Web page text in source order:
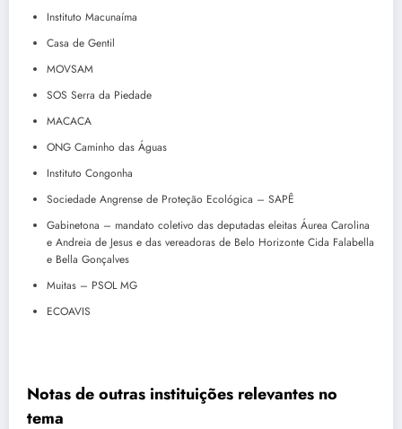
Instituto Macunaíma
Casa de Gentil
MOVSAM
SOS Serra da Piedade
MACACA
ONG Caminho das Águas
Instituto Congonha
Sociedade Angrense de Proteção Ecológica – SAPÊ
Gabinetona – mandato coletivo das deputadas eleitas Áurea Carolina
e Andreia de Jesus e das vereadoras de Belo Horizonte Cida Falabella
e Bella Gonçalves
Muitas – PSOL MG
ECOAVIS
Notas de outras instituições relevantes no
tema